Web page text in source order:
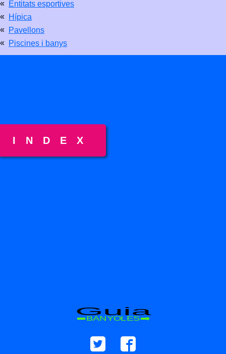
« Entitats esportives
« Hípica
« Pavellons
« Piscines i banys
Guia
BANYOLES
INDEX